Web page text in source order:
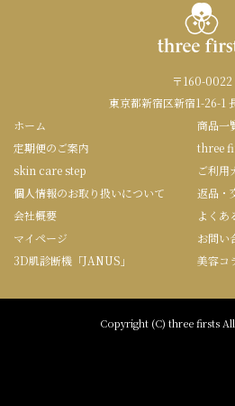
〒160-0022
東京都新宿区新宿1-26-1
ホーム
商品一
定期便のご案内
three
skin care step
ご利用
個人情報のお取り扱いについて
返品・
会社概要
よくあ
マイページ
お問い
3D肌診断機「JANUS」
美容コ
Copyright (C) three firsts